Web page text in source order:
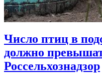
Число птиц в
должно
Россельхознадзор